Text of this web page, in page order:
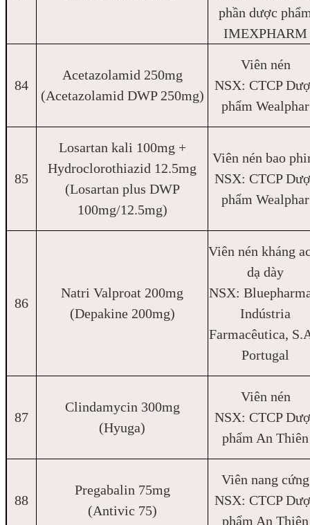
phần dược
IMEXPHARM
84
Acetazolamid 250mg
(Acetazolamid DWP 250mg)
Viên nén
NSX: CTCP
phẩm Wealphar
85
Losartan kali 100mg +
Hydroclorothiazid 12.5mg
(Losartan plus DWP
100mg/12.5mg)
Viên nén bao
NSX: CTCP
phẩm Wealphar
86
Natri Valproat 200mg
(Depakine 200mg)
Viên nén kháng
dạ dày
NSX:
Indústria
Farmacêutica,
Portugal
87
Clindamycin 300mg
(Hyuga)
Viên nén
NSX: CTCP
phẩm An Thiên
88
Pregabalin 75mg
(Antivic 75)
Viên nang cứng
NSX: CTCP
phẩm An Thiên